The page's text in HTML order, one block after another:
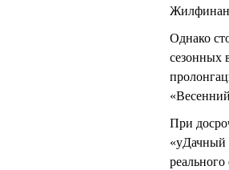
Однако
сезонных
При
«уДачный